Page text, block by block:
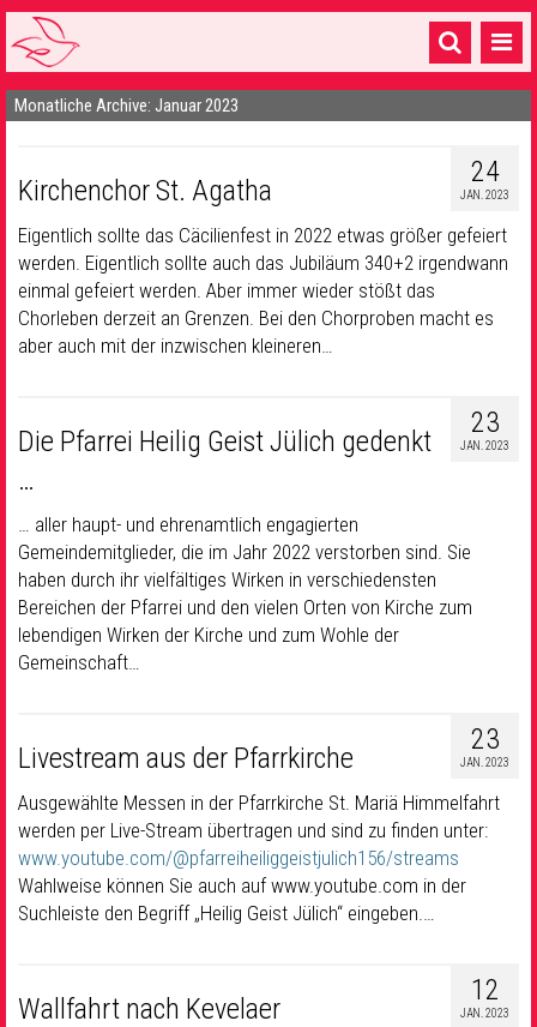
Startseite
16 Gemeinden & mehr
Gottesdienste & Sinnsuche
Sakramente & Feste
Gemeinschaft & Soziales
Seelsorge & Kontakt
Monatliche Archive: Januar 2023
24
JAN. 2023
Kirchenchor St. Agatha
Eigentlich sollte das Cäcilienfest in 2022 etwas größer gefeiert
werden. Eigentlich sollte auch das Jubiläum 340+2 irgendwann
einmal gefeiert werden. Aber immer wieder stößt das
Chorleben derzeit an Grenzen. Bei den Chorproben macht es
aber auch mit der inzwischen kleineren…
23
JAN. 2023
Die Pfarrei Heilig Geist Jülich gedenkt
…
… aller haupt- und ehrenamtlich engagierten
Gemeindemitglieder, die im Jahr 2022 verstorben sind. Sie
haben durch ihr vielfältiges Wirken in verschiedensten
Bereichen der Pfarrei und den vielen Orten von Kirche zum
lebendigen Wirken der Kirche und zum Wohle der
Gemeinschaft…
23
JAN. 2023
Livestream aus der Pfarrkirche
Ausgewählte Messen in der Pfarrkirche St. Mariä Himmelfahrt
werden per Live-Stream übertragen und sind zu finden unter:
www.youtube.com/@pfarreiheiliggeistjulich156/streams
Wahlweise können Sie auch auf www.youtube.com in der
Suchleiste den Begriff „Heilig Geist Jülich“ eingeben.…
12
JAN. 2023
Wallfahrt nach Kevelaer